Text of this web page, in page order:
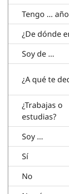
Tengo …
¿De dónde
Soy de …
¿A qué te
¿Trabajas o
estudias?
Soy …
Sí
No